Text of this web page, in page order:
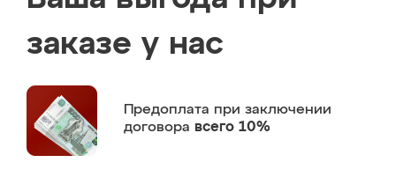
заказе у нас
Предоплата при заключении
договора всего 10%